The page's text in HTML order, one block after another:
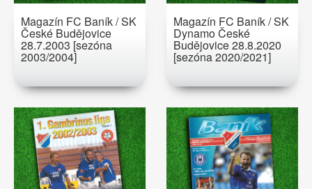
Magazín FC Baník / SK
České Budějovice
28.7.2003 [sezóna
2003/2004]
Magazín FC Baník / SK
Dynamo České
Budějovice 28.8.2020
[sezóna 2020/2021]